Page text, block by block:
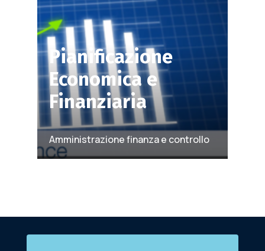
Pianificazione
Economica e
Finanziaria
Amministrazione finanza e controllo